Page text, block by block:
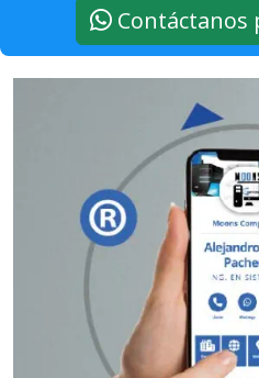
Contáctanos